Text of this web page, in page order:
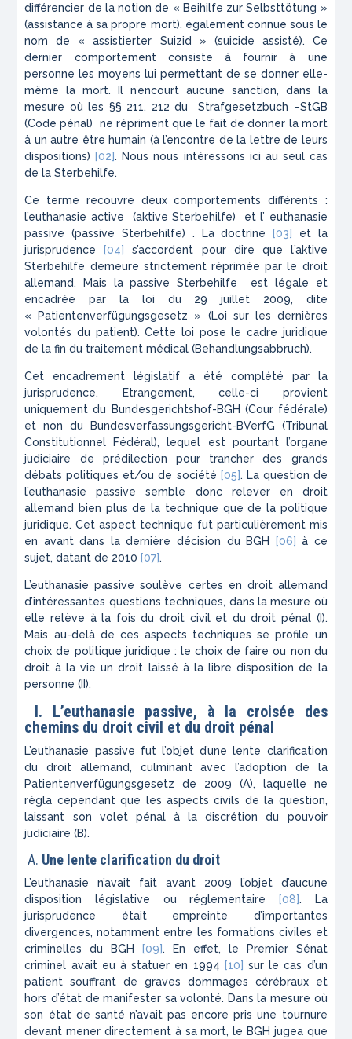
différencier de la notion de « Beihilfe zur Selbsttötung »
(assistance à sa propre mort), également connue sous le
nom de «assistierter Suizid » (suicide assisté). Ce
dernier comportement consiste à fournir à une
personne les moyens lui permettant de se donner elle-
même la mort. Il n’encourt aucune sanction, dans la
mesure où les §§ 211, 212 duStrafgesetzbuch –StGB
(Code pénal) ne répriment que le fait de donner la mort
à un autre être humain (à l’encontre de la lettre de leurs
dispositions) [02]. Nous nous intéressons ici au seul cas
de laSterbehilfe.
Ce terme recouvre deux comportements différents :
l’euthanasie active
(aktive Sterbehilfe) et l’ euthanasie
passive (passive Sterbehilfe) . La doctrine [03]
et la
jurisprudence [04] s’accordent pour dire que l’aktive
Sterbehilfe demeure strictement réprimée par le droit
allemand. Mais lapassive Sterbehilfe est légale et
encadrée par la loi du 29 juillet 2009, dite
« Patientenverfügungsgesetz » (Loi sur les dernières
volontés du patient). Cette loi pose le cadre juridique
de la fin du traitement médical (Behandlungsabbruch).
Cet encadrement législatif a été complété par la
jurisprudence. Etrangement, celle-ci provient
uniquement du
Bundesgerichtshof-BGH (Cour fédérale)
et non du
Bundesverfassungsgericht-BVerfG (Tribunal
Constitutionnel Fédéral), lequel est pourtant l’organe
judiciaire de prédilection pour trancher des grands
débats politiques et/ou de société [05]. La question de
l’euthanasie passive semble donc relever en droit
allemand bien plus de la technique que de la politique
juridique. Cet aspect technique fut particulièrement mis
en avant dans la dernière décision du
BGH [06] à ce
sujet, datant de 2010 [07].
L’euthanasie passive soulève certes en droit allemand
d’intéressantes questions techniques, dans la mesure où
elle relève à la fois du droit civil et du droit pénal (I).
Mais au-delà de ces aspects techniques se profile un
choix de politique juridique : le choix de faire ou non du
droit à la vie un droit laissé à la libre disposition de la
personne (II).
I. L’euthanasie passive, à la croisée des
chemins du droit civil et du droit pénal
L’euthanasie passive fut l’objet d’une lente clarification
du droit allemand, culminant avec l’adoption de la
Patientenverfügungsgesetz de 2009 (A), laquelle ne
régla cependant que les aspects civils de la question,
laissant son volet pénal à la discrétion du pouvoir
judiciaire (B).
A. Une lente clarification du droit
L’euthanasie n’avait fait avant 2009 l’objet d’aucune
disposition législative ou réglementaire
[08]. La
jurisprudence était empreinte d’importantes
divergences, notamment entre les formations civiles et
criminelles du
BGH [09]. En effet, le Premier Sénat
criminel avait eu à statuer en 1994 [10] sur le cas d’un
patient souffrant de graves dommages cérébraux et
hors d’état de manifester sa volonté. Dans la mesure où
son état de santé n’avait pas encore pris une tournure
devant mener directement à sa mort, le BGH jugea que